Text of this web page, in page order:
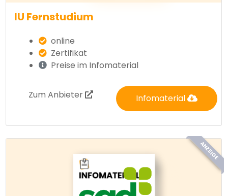
IU Fernstudium
online
Zertifikat
Preise im Infomaterial
Zum Anbieter Infomaterial
ANZEIGE